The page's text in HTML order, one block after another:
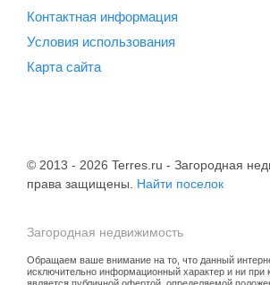
Контактная информация
Условия использования
Карта сайта
© 2013 - 2026 Terres.ru - Загородная
права защищены. Найти поселок
Загородная недвижимость
Обращаем ваше внимание на то, что данный
исключительно информационный характер и ни при